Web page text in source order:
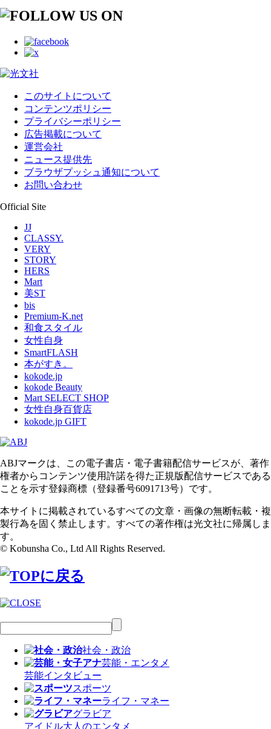
このサイトについて
コンテンツポリシー
プライバシーポリシー
広告掲載について
運営会社
ニュース提供先
ブラウザプッシュ通知について
お問い合わせ
Official Site
JJ
CLASSY.
VERY
STORY
HERS
Mart
美ST
bis
Premium-K.net
和食スタイル
女性自身
SmartFLASH
本がすき。
kokode.jp
kokode Beauty
Mart SELECT SHOP
女性自身百貨店
kokode.jp GIFT
ABJマークは、この電子書店・電子書籍配信サービスが、著作
権者からコンテンツ使用許諾を得た正規版配信サービスである
ことを示す登録商標（登録番号6091713号）です。
本サイトに掲載されているすべての文章・画像の無断転載・複
製行為を固く禁止します。すべての著作権は光文社に帰属しま
す。
© Kobunsha Co., Ltd All Rights Reserved.
社会・政治
芸能・エンタメ
芸能インタビュー
スポーツ
ライフ・マネー
グラビア
アイドル大人のエンタメ